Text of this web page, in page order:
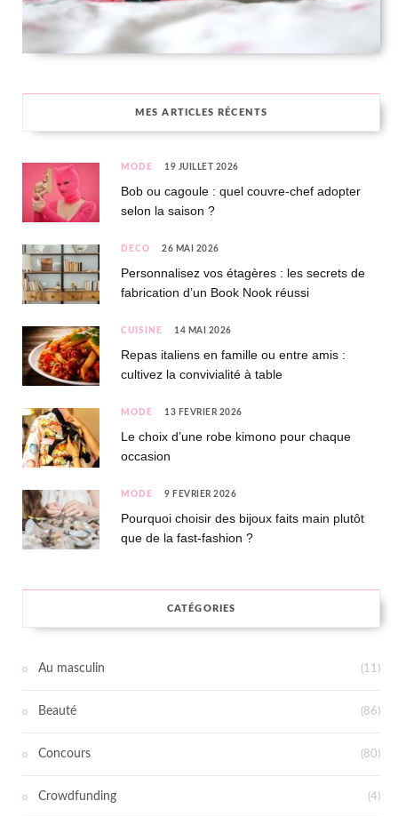
MES ARTICLES RÉCENTS
MODE 19 JUILLET 2026
Bob ou cagoule : quel couvre-chef adopter
selon la saison ?
DÉCO 26 MAI 2026
Personnalisez vos étagères : les secrets de
fabrication d’un Book Nook réussi
CUISINE 14 MAI 2026
Repas italiens en famille ou entre amis :
cultivez la convivialité à table
MODE 13 FÉVRIER 2026
Le choix d’une robe kimono pour chaque
occasion
MODE 9 FÉVRIER 2026
Pourquoi choisir des bijoux faits main plutôt
que de la fast-fashion ?
CATÉGORIES
Au masculin (11)
Beauté (86)
Concours (80)
Crowdfunding (4)